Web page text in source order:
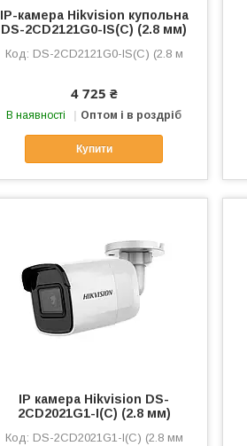
IP-камера Hikvision купольна
DS-2CD2121G0-IS(C) (2.8 мм)
DS-2CD2121G0-IS(C) (2.8 м
4 725 ₴
В наявності Оптом і в роздріб
Купити
IP камера Hikvision DS-
2CD2021G1-I(C) (2.8 мм)
DS-2CD2021G1-I(C) (2.8 мм